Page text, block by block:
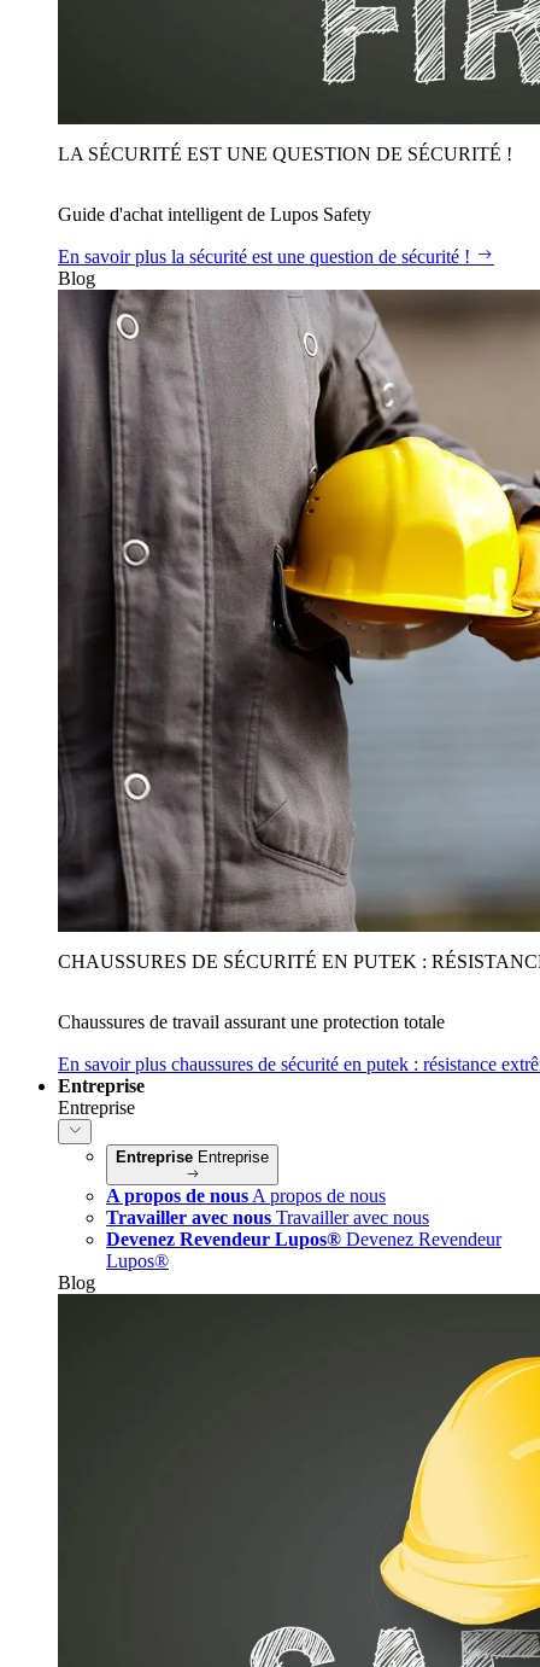
LA SÉCURITÉ EST UNE QUESTION DE SÉCURITÉ !
Guide d'achat intelligent de Lupos Safety
En savoir plus la sécurité est une question de sécurité !
Blog
CHAUSSURES DE SÉCURITÉ EN PUTEK :
Chaussures de travail assurant une protection totale
En savoir plus chaussures de sécurité en putek : résistance
Entreprise
Entreprise
Entreprise Entreprise
A propos de nous A propos de nous
Travailler avec nous Travailler avec nous
Devenez Revendeur Lupos® Devenez Revendeur
Lupos®
Blog